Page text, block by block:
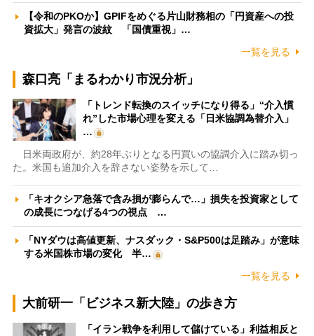
【令和のPKOか】GPIFをめぐる片山財務相の「円資産への投
資拡大」発言の波紋 「国債重視」…
一覧を見る
森口亮「まるわかり市況分析」
「トレンド転換のスイッチになり得る」“介入慣
れ”した市場心理を変える「日米協調為替介入」
…
日米両政府が、約28年ぶりとなる円買いの協調介入に踏み切っ
た。米国も追加介入を辞さない姿勢を示して…
「キオクシア急落で含み損が膨らんで…」損失を投資家として
の成長につなげる4つの視点 …
「NYダウは高値更新、ナスダック・S&P500は足踏み」が意味
する米国株市場の変化 半…
一覧を見る
大前研一「ビジネス新大陸」の歩き方
「イラン戦争を利用して儲けている」利益相反と